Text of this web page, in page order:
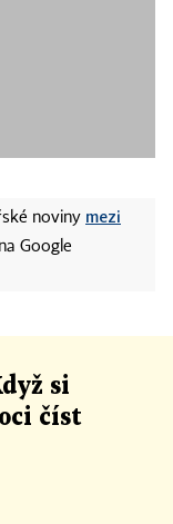
noviny mezi
na Google
si
číst